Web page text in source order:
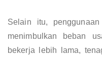
Selain itu,
menimbulkan beban
bekerja lebih lama,